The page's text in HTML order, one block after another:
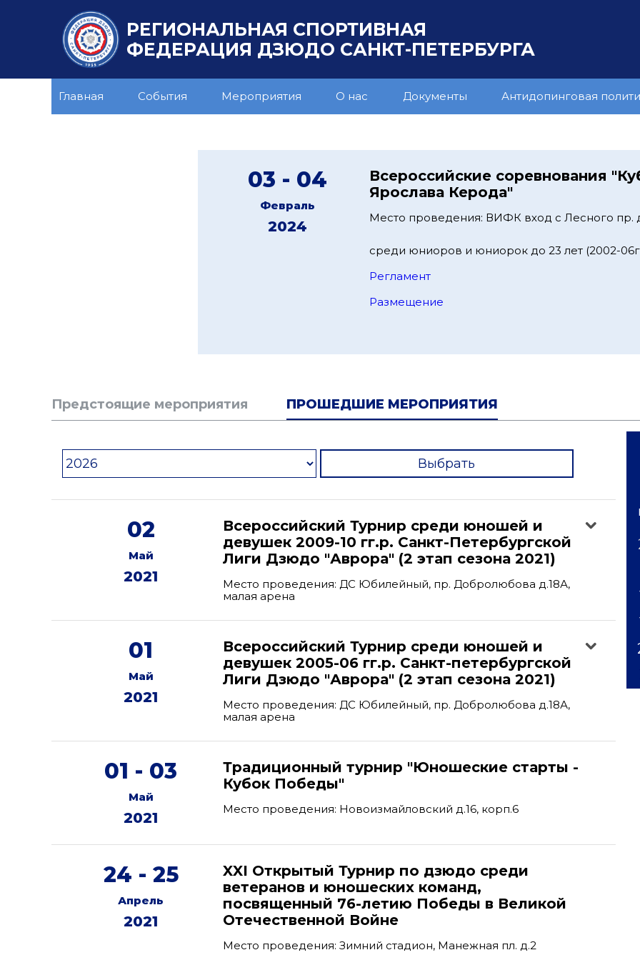
РЕГИОНАЛЬНАЯ СПОРТИВНАЯ
ФЕДЕРАЦИЯ ДЗЮДО САНКТ-ПЕТЕРБУРГА
Главная События Мероприятия О нас Документы Антидопинговая
03 - 04
Февраль
2024
Всероссийские соревнования
Ярослава Керода"
Место проведения: ВИФК вход с Лесного пр.
среди юниоров и юниорок до 23 лет (2002-
Регламент
Размещение
Предстоящие мероприятия ПРОШЕДШИЕ МЕРОПРИЯТИЯ
Выбрать
02
Май
2021
Всероссийский Турнир среди юношей и
девушек 2009-10 гг.р. Санкт-Петербургской
Лиги Дзюдо "Аврора" (2 этап сезона 2021)
Место проведения: ДС Юбилейный, пр. Добролюбова д.18А,
малая арена
01
Май
2021
Всероссийский Турнир среди юношей и
девушек 2005-06 гг.р. Санкт-петербургской
Лиги Дзюдо "Аврора" (2 этап сезона 2021)
Место проведения: ДС Юбилейный, пр. Добролюбова д.18А,
малая арена
01 - 03
Май
2021
Традиционный турнир "Юношеские старты -
Кубок Победы"
Место проведения: Новоизмайловский д.16, корп.6
24 - 25
Апрель
2021
XXI Открытый Турнир по дзюдо среди
ветеранов и юношеских команд,
посвященный 76-летию Победы в Великой
Отечественной Войне
Место проведения: Зимний стадион, Манежная пл. д.2
1